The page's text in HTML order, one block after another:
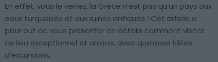
En effet, vous le verrez, la Grèce n’est pas qu’un pays aux
eaux turquoises et aux ruines antiques ! Cet article a
pour but de vous présenter en détails comment visiter
ce lieu exceptionnel et unique, avec quelques idées
d’excursions.